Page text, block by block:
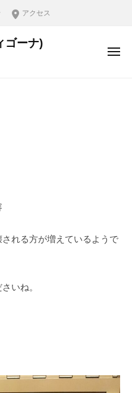
アクセス
ゴーナ)
れる方が増えているようで
いね。